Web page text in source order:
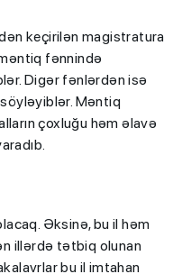
keçirilən magistratura
fənnində
Digər fənlərdən isə
Məntiq
çoxluğu həm əlavə
Əksinə, bu il həm
illərdə tətbiq olunan
bu il imtahan